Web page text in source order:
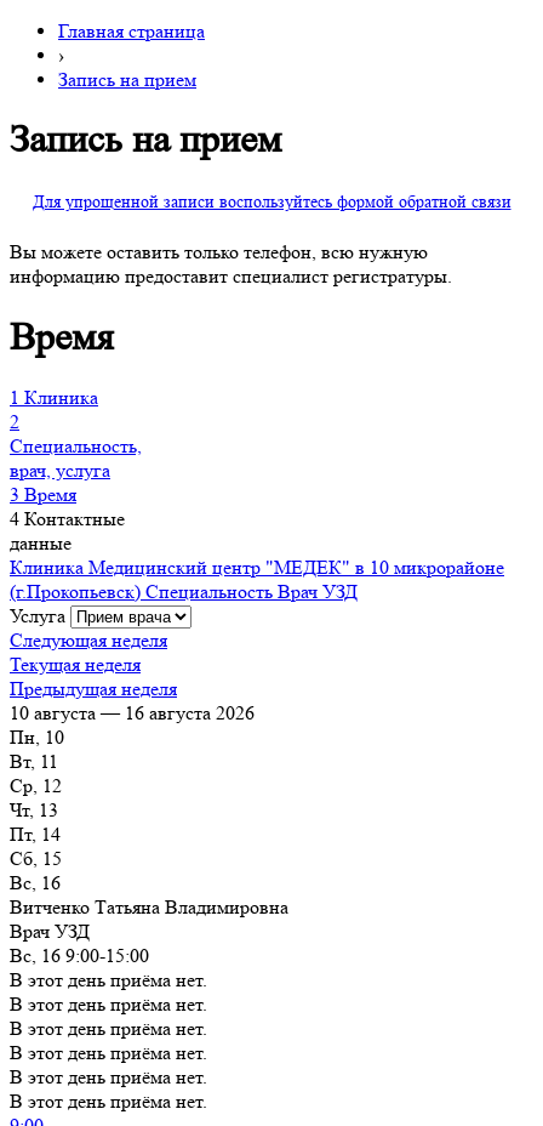
Главная страница
›
Запись на прием
Запись на прием
Для упрощенной записи воспользуйтесь формой обратной связи
Вы можете оставить только телефон, всю нужную
информацию предоставит специалист регистратуры.
Время
1 Клиника
2
Специальность,
врач, услуга
3 Время
4 Контактные
данные
Клиника Медицинский центр "МЕДЕК" в 10 микрорайоне
(г.Прокопьевск) Специальность Врач УЗД
Услуга
Следующая неделя
Текущая неделя
Предыдущая неделя
10 августа — 16 августа 2026
Пн, 10
Вт, 11
Ср, 12
Чт, 13
Пт, 14
Сб, 15
Вс, 16
Витченко Татьяна Владимировна
Врач УЗД
Вс, 16 9:00-15:00
В этот день приёма нет.
В этот день приёма нет.
В этот день приёма нет.
В этот день приёма нет.
В этот день приёма нет.
В этот день приёма нет.